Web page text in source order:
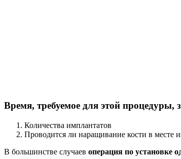
Время, требуемое для этой процедуры,
Количества имплантатов
Проводится ли наращивание кости в месте
В большинстве случаев операция по установке